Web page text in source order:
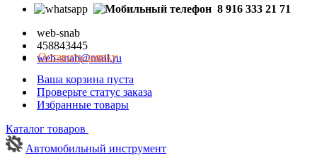
8 916 333 21 71
web-snab
458843445
web-snab@mail.ru
Оставить заявку
Ваша корзина пуста
Проверьте статус заказа
Избранные товары
Каталог товаров
Автомобильный инструмент